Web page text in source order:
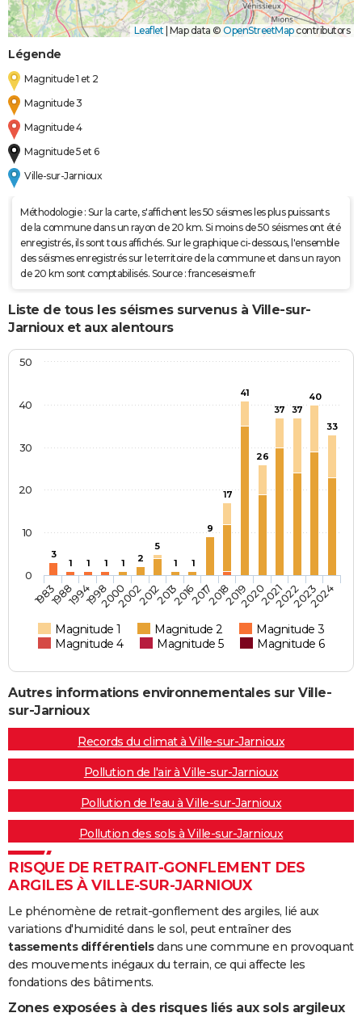
Leaflet Map data © OpenStreetMapcontributors
Légende
Magnitude 1 et 2
Magnitude 3
Magnitude 4
Magnitude 5 et 6
Ville-sur-Jarnioux
Méthodologie : Sur la carte, s'affichent les 50 séismes les plus puissants
de la commune dans un rayon de 20 km. Si moins de 50 séismes ont été
enregistrés, ils sont tous affichés. Sur le graphique ci-dessous, l'ensemble
des séismes enregistrés sur le territoire de la commune et dans un rayon
de 20 km sont comptabilisés. Source : franceseisme.fr
Liste de tous les séismes survenus à Ville-sur-
Jarnioux et aux alentours
3
1 1 1 1 2
5
1
1
9
17
41
26
37 37
40
33
Magnitude 1 Magnitude 2
Magnitude 3
Magnitude 4
Magnitude 5 Magnitude 6
19831988199419982000200220122013201620172018201920202021202220232024
0
10
20
30
40
50
Autres informations environnementales sur Ville-
sur-Jarnioux
Records du climat à Ville-sur-Jarnioux
Pollution de l'air à Ville-sur-Jarnioux
Pollution de l'eau à Ville-sur-Jarnioux
Pollution des sols à Ville-sur-Jarnioux
RISQUE DE RETRAIT-GONFLEMENT DES
ARGILES À VILLE-SUR-JARNIOUX
Le phénomène de retrait-gonflement des argiles, lié aux
variations d'humidité dans le sol, peut entraîner des
tassements différentielsdans une commune en provoquant
des mouvements inégaux du terrain, ce qui affecte les
fondations des bâtiments.
Zones exposées à des risques liés aux sols argileux